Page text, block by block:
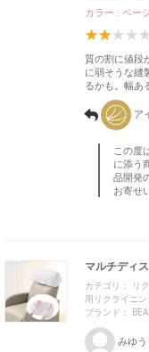
カラー : ベー
質の割に値段
に弱そうな縫
るかも。幅あ
ア
この度
に添う
品開発
お寄せ
マルチディ
カテゴリ： リ
用リクライニ
ブランド：
みゆう